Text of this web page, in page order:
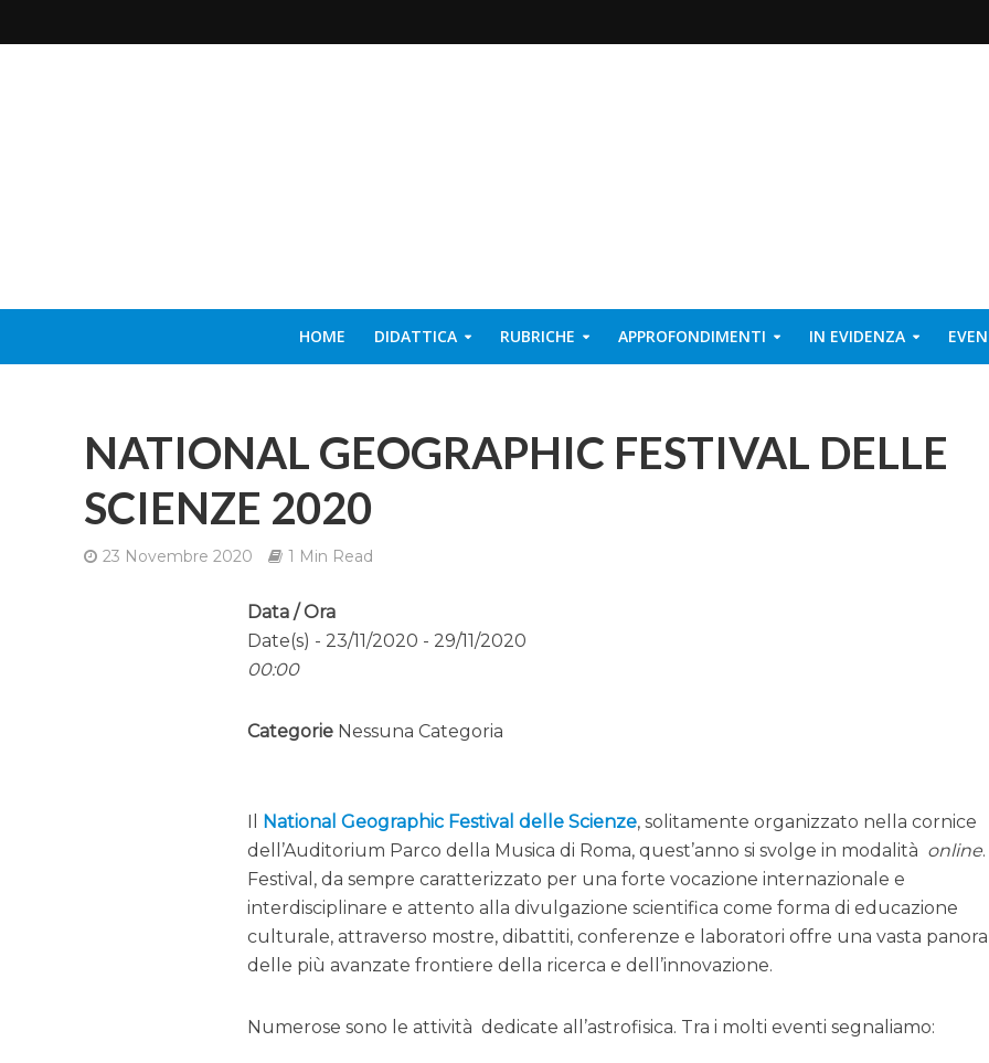
HOME DIDATTICA RUBRICHE APPROFONDIMENTI IN EVIDENZA
NATIONAL GEOGRAPHIC FESTIVAL DELLE
SCIENZE 2020
23 Novembre 2020 1 Min Read
Data / Ora
Date(s) - 23/11/2020 - 29/11/2020
00:00
Categorie Nessuna Categoria
Il National Geographic Festival delle Scienze, solitamente organizzato nella cornice
dell’Auditorium Parco della Musica di Roma, quest’anno si svolge in modalità online.
Festival, da sempre caratterizzato per una forte vocazione internazionale e
interdisciplinare e attento alla divulgazione scientifica come forma di educazione
culturale, attraverso mostre, dibattiti, conferenze e laboratori offre una vasta
delle più avanzate frontiere della ricerca e dell’innovazione.
Numerose sono le attività dedicate all’astrofisica. Tra i molti eventi segnaliamo: